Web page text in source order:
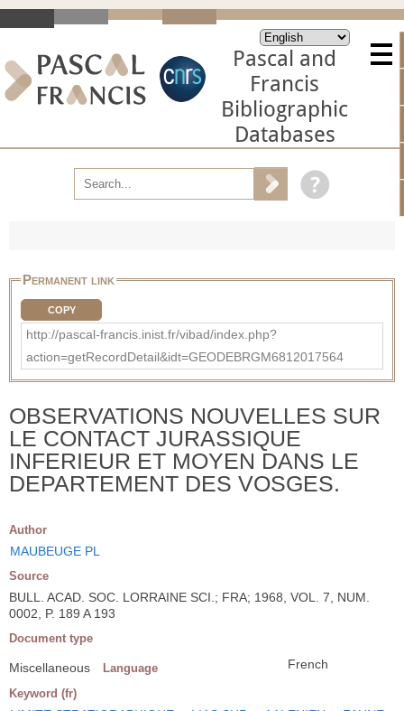
Pascal and
Francis
Bibliographic
Databases
Permanent link
COPY
http://pascal-francis.inist.fr/vibad/index.php?
action=getRecordDetail&idt=GEODEBRGM6812017564
OBSERVATIONS NOUVELLES SUR
LE CONTACT JURASSIQUE
INFERIEUR ET MOYEN DANS LE
DEPARTEMENT DES VOSGES.
Author
MAUBEUGE PL
Source
BULL. ACAD. SOC. LORRAINE SCI.; FRA; 1968, VOL. 7, NUM.
0002, P. 189 A 193
Document type
Miscellaneous Language French
Keyword (fr)